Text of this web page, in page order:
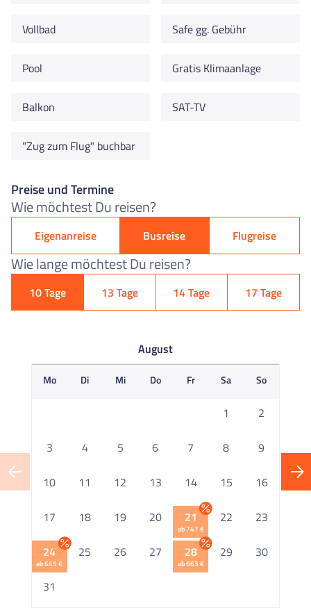
Vollbad Safe gg. Gebühr
Pool Gratis Klimaanlage
Balkon SAT-TV
"Zug zum Flug" buchbar
Preise und Termine
Wie möchtest Du reisen?
Eigenanreise Busreise Flugreise
Wie lange möchtest Du reisen?
10 Tage 13 Tage 14 Tage 17 Tage
August
Mo Di Mi Do Fr Sa So
1 2
3 4 5 6 7 8 9
10 11 12 13 14 15 16
17 18 19 20 21
ab 747 €
22 23
24
ab 645 €
25 26 27 28
ab 663 €
29 30
31